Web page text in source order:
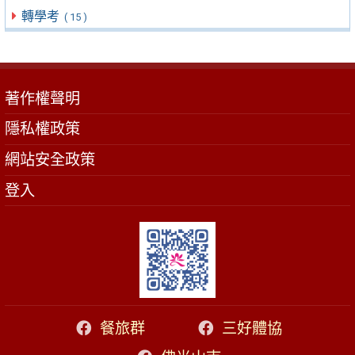
轉學考 ( 15 )
著作權聲明
隱私權政策
網站安全政策
登入
餐旅群
三好體協